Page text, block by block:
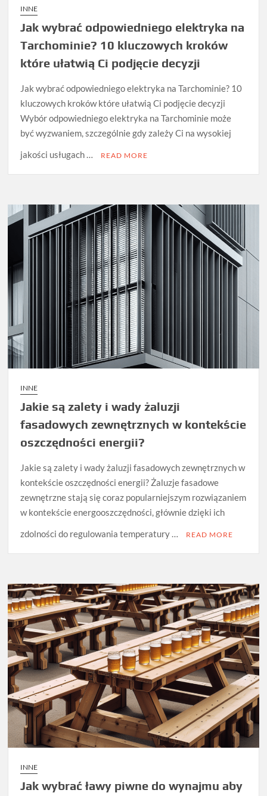
INNE
Jak wybrać odpowiedniego elektryka na
Tarchominie? 10 kluczowych kroków
które ułatwią Ci podjęcie decyzji
Jak wybrać odpowiedniego elektryka na Tarchominie? 10
kluczowych kroków które ułatwią Ci podjęcie decyzji
Wybór odpowiedniego elektryka na Tarchominie może
być wyzwaniem, szczególnie gdy zależy Ci na wysokiej
jakości usługach …
READ MORE
INNE
Jakie są zalety i wady żaluzji
fasadowych zewnętrznych w kontekście
oszczędności energii?
Jakie są zalety i wady żaluzji fasadowych zewnętrznych w
kontekście oszczędności energii? Żaluzje fasadowe
zewnętrzne stają się coraz popularniejszym rozwiązaniem
w kontekście energooszczędności, głównie dzięki ich
zdolności do regulowania temperatury …
READ MORE
INNE
Jak wybrać ławy piwne do wynajmu aby